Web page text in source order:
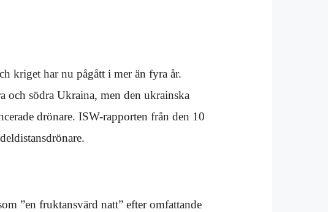
kriget har nu pågått i mer än fyra år.
och södra Ukraina, men den ukrainska
drönare. ISW-rapporten från den 10
”en fruktansvärd natt” efter omfattande